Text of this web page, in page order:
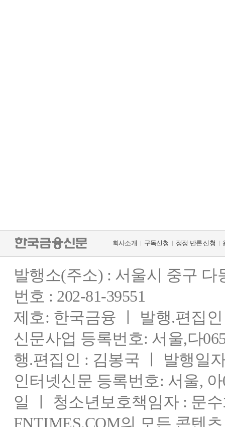
회사소개 구독신청 정정·반론 신청
발행소(주소) : 서울시 중구
번호 : 202-81-39551
제호: 한국금융 ㅣ 발행.편집
신문사업 등록번호: 서울,다
행.편집인 : 김봉국 ㅣ 발행일
인터넷신문 등록번호: 서울,
일 ㅣ 청소년보호책임자 : 문
FNTIMES.COM의 모든 콘텐